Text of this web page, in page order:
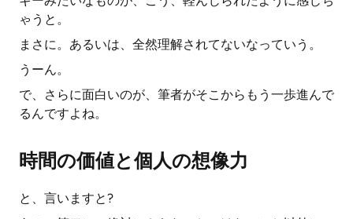
ゃうと。
まさに。あるいは、全然理解されてないなっていう。
うーん。
で、さらに面白いのが、筆者がそこからもう一歩進んで
るんですよね。
時間の価値と個人の想像力
と、言いますと?